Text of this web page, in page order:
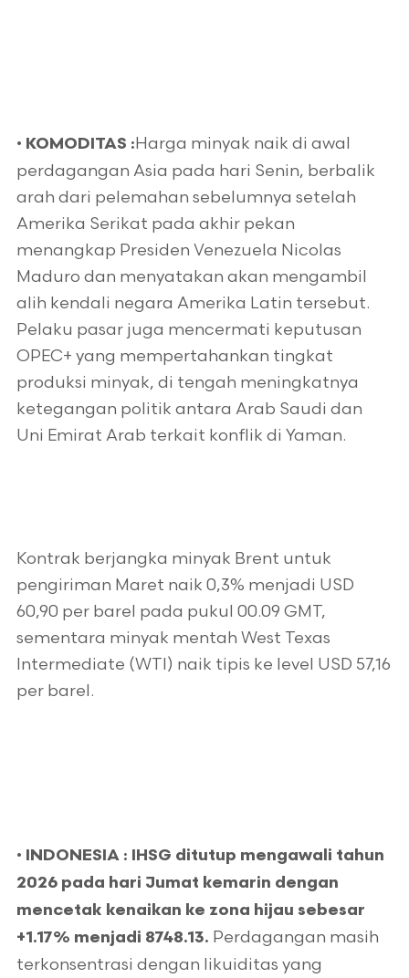
• KOMODITAS : Harga minyak naik di awal
perdagangan Asia pada hari Senin, berbalik
arah dari pelemahan sebelumnya setelah
Amerika Serikat pada akhir pekan
menangkap Presiden Venezuela Nicolas
Maduro dan menyatakan akan mengambil
alih kendali negara Amerika Latin tersebut.
Pelaku pasar juga mencermati keputusan
OPEC+ yang mempertahankan tingkat
produksi minyak, di tengah meningkatnya
ketegangan politik antara Arab Saudi dan
Uni Emirat Arab terkait konflik di Yaman.
Kontrak berjangka minyak Brent untuk
pengiriman Maret naik 0,3% menjadi USD
60,90 per barel pada pukul 00.09 GMT,
sementara minyak mentah West Texas
Intermediate (WTI) naik tipis ke level USD 57,16
per barel.
• INDONESIA : IHSG ditutup mengawali tahun
2026 pada hari Jumat kemarin dengan
mencetak kenaikan ke zona hijau sebesar
+1.17% menjadi 8748.13. Perdagangan masih
terkonsentrasi dengan likuiditas yang